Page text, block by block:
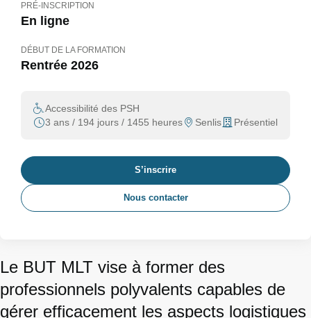
Le BUT MLT vise à former des
professionnels polyvalents capables de
gérer efficacement les aspects logistiques
PRÉ-INSCRIPTION
En ligne
DÉBUT DE LA FORMATION
Rentrée 2026
Accessibilité des PSH
3 ans / 194 jours / 1455 heures
Senlis Présentiel
S’inscrire
Nous contacter